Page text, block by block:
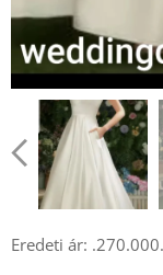
Eredeti ár: